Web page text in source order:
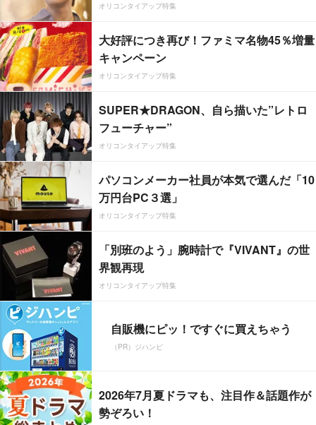
オリコンタイアップ特集
大好評につき再び！ファミマ名物45％増量
キャンペーン
オリコンタイアップ特集
SUPER★DRAGON、自ら描いた”レトロ
フューチャー”
オリコンタイアップ特集
パソコンメーカー社員が本気で選んだ「10
万円台PC３選」
オリコンタイアップ特集
「別班のよう」腕時計で『VIVANT』の世
界観再現
オリコンタイアップ特集
自販機にピッ！ですぐに買えちゃう
（PR）ジハンピ
2026年7月夏ドラマも、注目作＆話題作が
勢ぞろい！